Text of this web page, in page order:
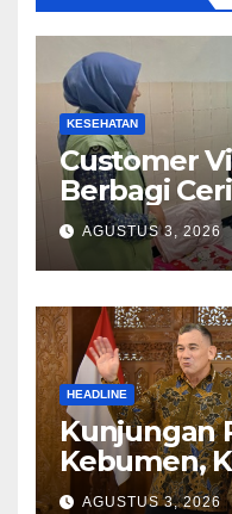
KESEHATAN
Customer
Berbagi
Nurhayati
AGUSTUS 3, 2026
HEADLINE
Kunjungan
Kebumen,
Jajaki Kerja
AGUSTUS 3, 2026